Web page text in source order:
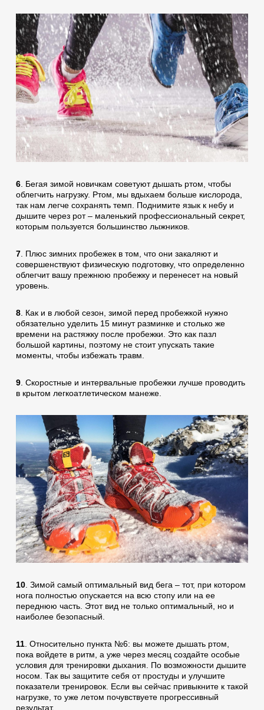
6. Бегая зимой новичкам советуют дышать ртом, чтобы
облегчить нагрузку. Ртом, мы вдыхаем больше кислорода,
так нам легче сохранять темп. Поднимите язык к небу и
дышите через рот – маленький профессиональный секрет,
которым пользуется большинство лыжников.
7. Плюс зимних пробежек в том, что они закаляют и
совершенствуют физическую подготовку, что определенно
облегчит вашу прежнюю пробежку и перенесет на новый
уровень.
8. Как и в любой сезон, зимой перед пробежкой нужно
обязательно уделить 15 минут разминке и столько же
времени на растяжку после пробежки. Это как пазл
большой картины, поэтому не стоит упускать такие
моменты, чтобы избежать травм.
9. Скоростные и интервальные пробежки лучше проводить
в крытом легкоатлетическом манеже.
10. Зимой самый оптимальный вид бега – тот, при котором
нога полностью опускается на всю стопу или на ее
переднюю часть. Этот вид не только оптимальный, но и
наиболее безопасный.
11. Относительно пункта №6: вы можете дышать ртом,
пока войдете в ритм, а уже через месяц создайте особые
условия для тренировки дыхания. По возможности дышите
носом. Так вы защитите себя от простуды и улучшите
показатели тренировок. Если вы сейчас привыкните к такой
нагрузке, то уже летом почувствуете прогрессивный
результат.